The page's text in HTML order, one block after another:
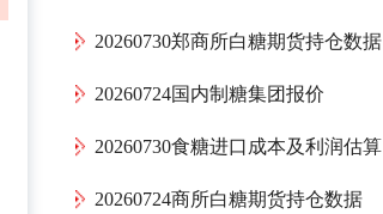
20260730郑商所白糖期货持仓数据
20260724国内制糖集团报价
20260730食糖进口成本及利润估算
20260724商所白糖期货持仓数据